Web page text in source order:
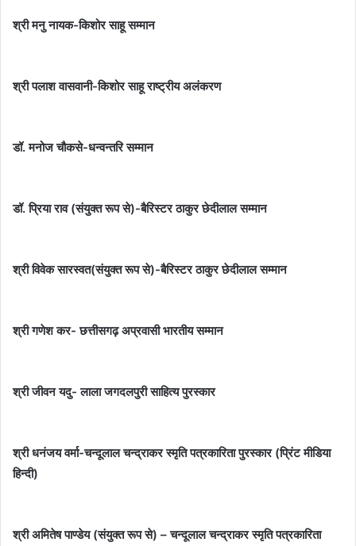
श्री मनु नायक-किशोर साहू सम्मान
श्री पलाश वासवानी-किशोर साहू राष्ट्रीय अलंकरण
डॉ. मनोज चौकसे-धन्वन्तरि सम्मान
डॉ. प्रिया राव (संयुक्त रूप से)-बैरिस्टर ठाकुर छेदीलाल सम्मान
श्री विवेक सारस्वत(संयुक्त रूप से)-बैरिस्टर ठाकुर छेदीलाल सम्मान
श्री गणेश कर- छत्तीसगढ़ अप्रवासी भारतीय सम्मान
श्री जीवन यदु- लाला जगदलपुरी साहित्य पुरस्कार
श्री धनंजय वर्मा-चन्दूलाल चन्द्राकर स्मृति पत्रकारिता पुरस्कार (प्रिंट मीडिया
हिन्दी)
श्री अमितेष पाण्डेय (संयुक्त रूप से) – चन्दूलाल चन्द्राकर स्मृति पत्रकारिता